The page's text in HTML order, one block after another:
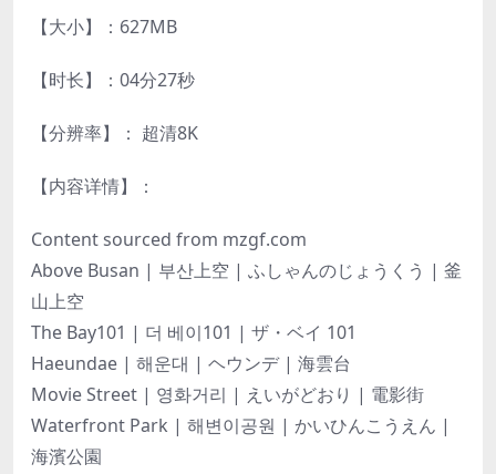
【大小】：627MB
【时长】：04分27秒
【分辨率】： 超清8K
【内容详情】：
Content sourced from mzgf.com
Above Busan | 부산上空 | ふしゃんのじょうくう | 釜
山上空
The Bay101 | 더 베이101 | ザ・ベイ 101
Haeundae | 해운대 | ヘウンデ | 海雲台
Movie Street | 영화거리 | えいがどおり | 電影街
Waterfront Park | 해변이공원 | かいひんこうえん |
海濱公園